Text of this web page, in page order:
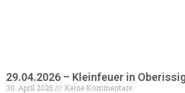
29.04.2026 – Kleinfeuer in
30. April 2026 Keine Kommentare